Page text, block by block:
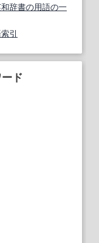
辞書の用語の一
引
ド